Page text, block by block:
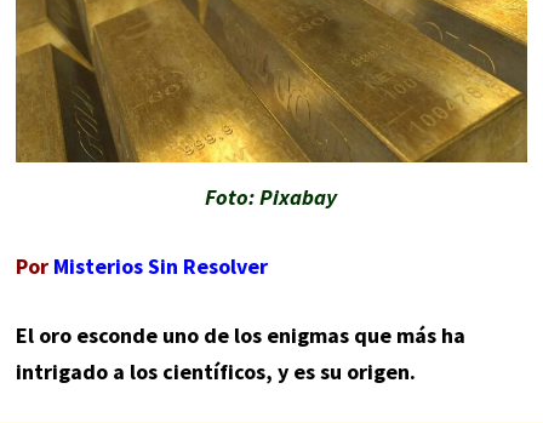
Foto: Pixabay
Por Misterios Sin Resolver
El oro esconde uno de los enigmas que más ha
intrigado a los científicos, y es su origen.